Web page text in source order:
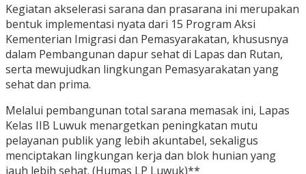
Kegiatan akselerasi sarana dan prasarana ini merupakan
bentuk implementasi nyata dari 15 Program Aksi
Kementerian Imigrasi dan Pemasyarakatan, khususnya
dalam Pembangunan dapur sehat di Lapas dan Rutan,
serta mewujudkan lingkungan Pemasyarakatan yang
sehat dan prima.
Melalui pembangunan total sarana memasak ini, Lapas
Kelas IIB Luwuk menargetkan peningkatan mutu
pelayanan publik yang lebih akuntabel, sekaligus
menciptakan lingkungan kerja dan blok hunian yang
jauh lebih sehat. (Humas LP Luwuk)**